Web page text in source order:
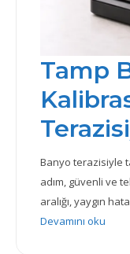
Tamp
Banyo terazisiyle
adım, güvenli ve
aralığı, yaygın
Devamını oku